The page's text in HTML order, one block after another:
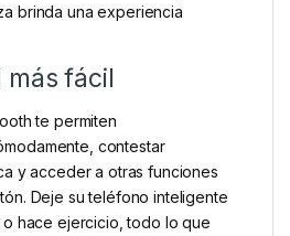
brinda una experiencia
más fácil
te permiten
contestar
y acceder a otras funciones
Deje su teléfono inteligente
o hace ejercicio, todo lo que